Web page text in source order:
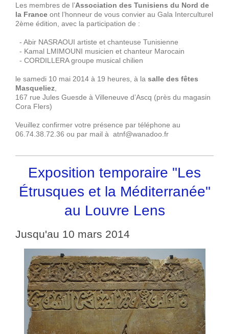
Les membres de l’Association des Tunisiens du Nord de
la France ont l’honneur de vous convier au Gala Interculturel
2ème édition, avec la participation de :
- Abir NASRAOUI artiste et chanteuse Tunisienne
- Kamal LMIMOUNI musicien et chanteur Marocain
- CORDILLERA groupe musical chilien
le samedi 10 mai 2014 à 19 heures, à la salle des fêtes
Masqueliez
167 rue Jules Guesde à Villeneuve d’Ascq (près du magasin
Cora Flers)
Veuillez confirmer votre présence par téléphone au
06.74.38.72.36 ou par mail à atnf@wanadoo.fr
Exposition temporaire "Les
Étrusques et la Méditerranée"
au Louvre Lens
Jusqu'au 10 mars 2014